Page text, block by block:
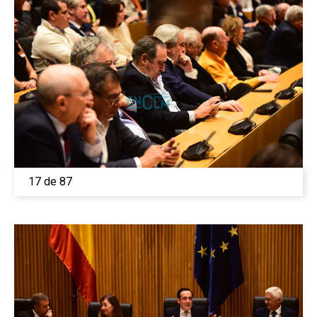
17 de 87
Medio Ambiente
Planeta Rural
Especiales
Política
Galerías